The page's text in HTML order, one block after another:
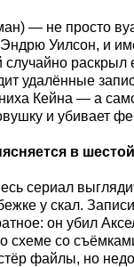
— не просто
Уилсон, и
раскрыл
удалённые
Кейна — а
и убивает
в
сериал
у скал.
он убил
схеме со
файлы, но